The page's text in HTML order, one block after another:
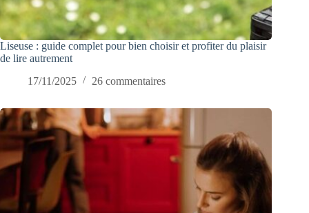
Liseuse : guide complet pour bien choisir et profiter du plaisir
de lire autrement
17/11/2025
26 commentaires